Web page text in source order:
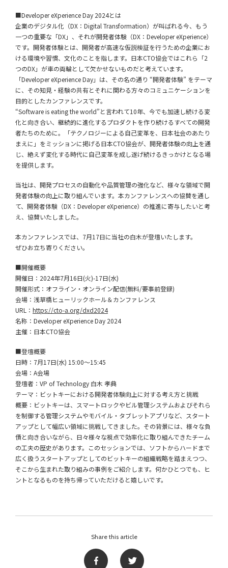
■Developer eXperience Day 2024とは
企業のデジタル化（DX：Digital Transformation）が叫ばれる今、もう
一つの重要な「DX」、それが開発者体験（DX：Developer eXperience）
です。開発者体験とは、開発者が高速な仮説検証を行うための企業にお
ける環境や習慣、文化のことを指します。日本CTO協会ではこれら「2
つのDX」が車の両輪として欠かせないものだと考えています。
「Developer eXperience Day」は、その名の通り “開発者体験” をテーマ
に、その知見・経験の共有とそれに関わる方々のコミュニケーションを
目的としたカンファレンスです。
“Software is eating the world”と言われて10年、今でも加速し続ける変
化と向き合い、継続的に進化するプロダクトを作り続けるすべての開発
者たちのために。「テクノロジーによる自己変革を、日本社会のあたり
まえに」をミッションに掲げる日本CTO協会が、開発者体験の向上を通
じ、絶えず変化する時代に自己変革を成し遂げ続けるきっかけとなる場
を提供します。
当社は、開発プロセスの自動化や品質管理の強化など、様々な領域で開
発者体験の向上に取り組んでいます。本カンファレンスへの協賛を通し
て、開発者体験（DX：Developer eXperience）の推進に寄与したいと考
え、協賛いたしました。
本カンファレンスでは、7月17日に当社の白木が登壇いたします。
ぜひお立ち寄りください。
■開催概要
開催日：2024年7月16日(火)-17日(水)
開催形式：オフライン・オンライン配信(無料/要事前登録)
会場：浅草橋ヒューリックホール＆カンファレンス
URL： https://cto-a.org/dxd2024
名称：Developer eXperience Day 2024
主催：日本CTO協会
■登壇概要
日時：7月17日(水) 15:00〜15:45
会場：A会場
登壇者：VP of Technology 白木 孝典
テーマ：ビットキーにおける開発者体験向上に対する考え方と挑戦
概要：ビットキーは、スマートロックやビル管理システムおよびそれら
を制御する管理システムやモバイル・タブレットアプリなど、スタート
アップとして幅広い領域に挑戦してきました。その背景には、様々な負
債と向き合いながら、日々様々な視点で効率化に取り組んできたチーム
の工夫の歴史があります。このセッションでは、ソフトからハードまで
広く扱うスタートアップとしてのビットキーの組織戦略を踏まえつつ、
そこから生まれた取り組みの事例をご紹介します。何かひとつでも、ヒ
ントとなるものを持ち帰っていただけると嬉しいです。
Share this article